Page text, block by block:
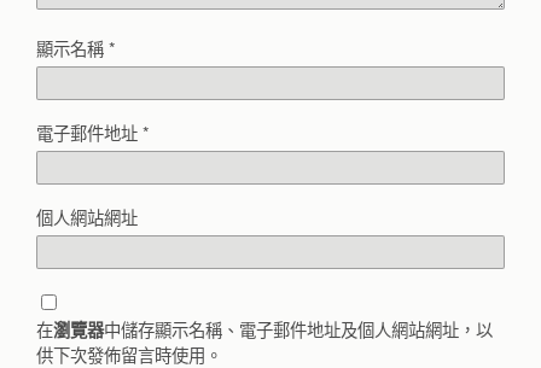
顯示名稱*
電子郵件地址*
個人網站網址
在瀏覽器中儲存顯示名稱、電子郵件地址及個人網站網址，以
供下次發佈留言時使用。